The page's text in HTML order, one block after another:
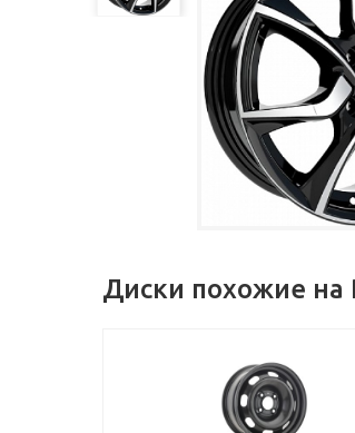
Диски похожие на